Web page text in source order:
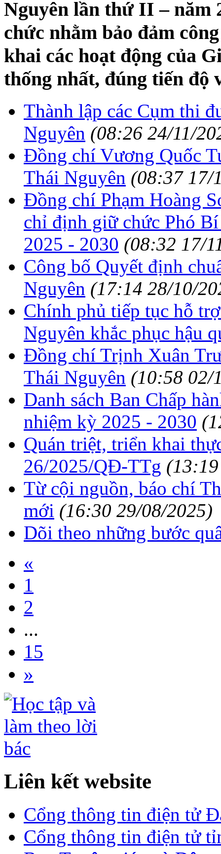
Nguyên lần thứ II – năm
chức nhằm bảo đảm
khai các hoạt động của
thống nhất, đúng tiến độ
Thành lập các Cụm thi
Nguyên (08:26 24/11/
Đồng chí Vương Quốc
Thái Nguyên (08:37 17/
Đồng chí Phạm Hoàng
chỉ định giữ chức Phó
2025 - 2030 (08:32 17/
Công bố Quyết định
Nguyên (17:14 28/10/
Chính phủ tiếp tục hỗ
Nguyên khắc phục hậu
Đồng chí Trịnh Xuân
Thái Nguyên (10:58 02/
Danh sách Ban Chấp
nhiệm kỳ 2025 - 2030
Quán triệt, triển khai
26/2025/QĐ-TTg
Từ cội nguồn, báo chí
mới (16:30 29/08/2025)
Dõi theo những bước
«
1
2
...
15
»
Liên kết website
Cổng thông tin điện tử
Cổng thông tin điện tử